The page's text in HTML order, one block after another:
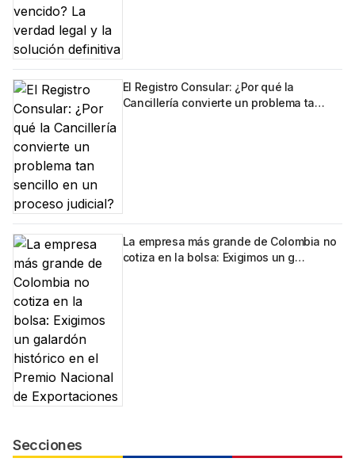
El Registro Consular: ¿Por qué la
Cancillería convierte un problema ta…
La empresa más grande de Colombia no
cotiza en la bolsa: Exigimos un g…
Secciones